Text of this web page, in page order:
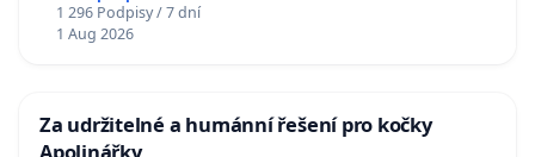
1 296 Podpisy / 7 dní
1 Aug 2026
Za udržitelné a humánní řešení pro kočky